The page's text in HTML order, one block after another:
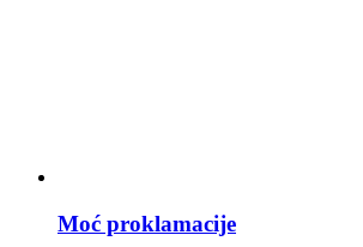
Moć proklamacije